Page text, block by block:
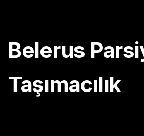
Belerus
Taşımacılık